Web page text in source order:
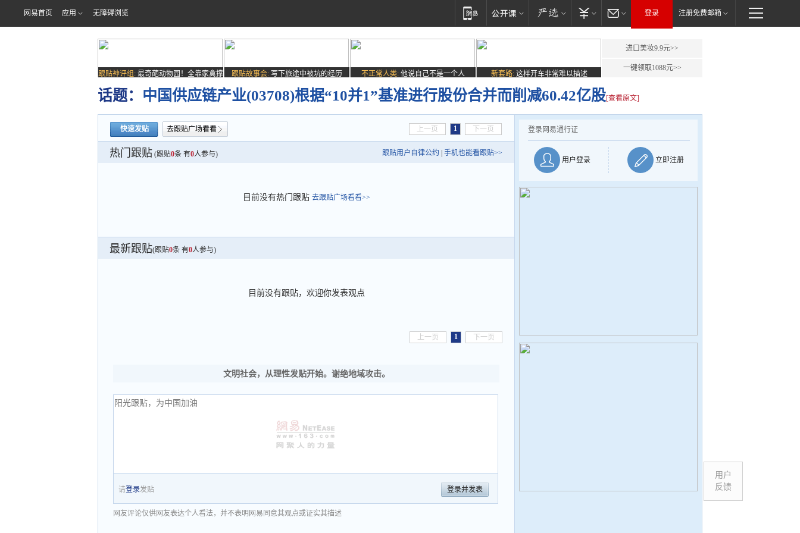
网易首页 应用 无障碍浏览 登录 注册免费邮箱
跟贴神评组: 最奇葩动物园！全靠家禽撑
场子
跟贴故事会: 写下旅途中被坑的经历 不正常人类: 他说自己不是一个人 新套路: 这样开车非常难以描述
进口美妆9.9元>>
一键领取1088元>>
话题： 中国供应链产业(03708)根据“10并1”基准进行股份合并而削减60.42亿股[查看原文]
快速发贴 去跟贴广场看看 上一页 1 下一页
热门跟贴 (跟贴0条 有0人参与) 跟贴用户自律公约 手机也能看跟贴>>
目前没有热门跟贴 去跟贴广场看看>>
最新跟贴(跟贴0条 有0人参与)
目前没有跟贴，欢迎你发表观点
上一页 1 下一页
文明社会，从理性发贴开始。谢绝地域攻击。
请登录发贴 登录并发表
网友评论仅供网友表达个人看法，并不表明网易同意其观点或证实其描述
登录网易通行证
用户登录 立即注册
用户
反馈